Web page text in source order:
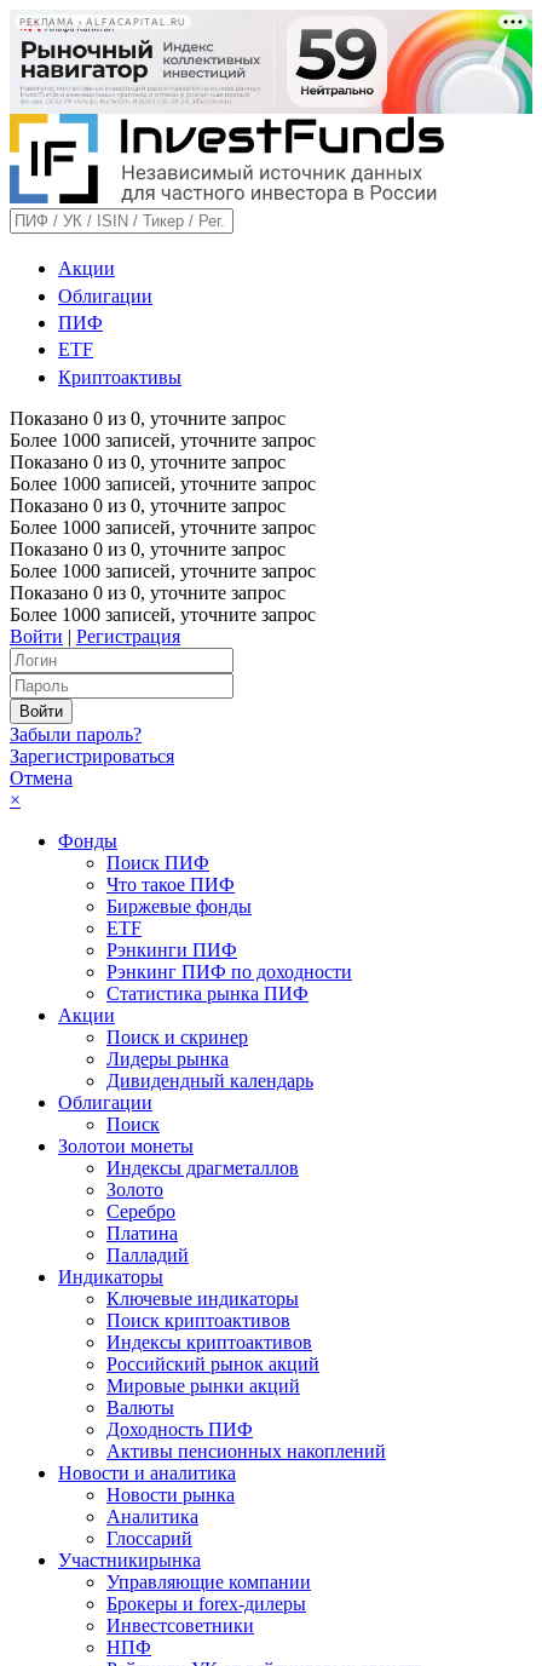
РЕКЛАМА • ALFACAPITAL.RU
Акции
Облигации
ПИФ
ETF
Криптоактивы
Показано 0 из 0, уточните запрос
Более 1000 записей, уточните запрос
Показано 0 из 0, уточните запрос
Более 1000 записей, уточните запрос
Показано 0 из 0, уточните запрос
Более 1000 записей, уточните запрос
Показано 0 из 0, уточните запрос
Более 1000 записей, уточните запрос
Показано 0 из 0, уточните запрос
Более 1000 записей, уточните запрос
Войти | Регистрация
Забыли пароль?
Зарегистрироваться
Отмена
×
Фонды
Поиск ПИФ
Что такое ПИФ
Биржевые фонды
ETF
Рэнкинги ПИФ
Рэнкинг ПИФ по доходности
Статистика рынка ПИФ
Акции
Поиск и скринер
Лидеры рынка
Дивидендный календарь
Облигации
Поиск
Золотои монеты
Индексы драгметаллов
Золото
Серебро
Платина
Палладий
Индикаторы
Ключевые индикаторы
Поиск криптоактивов
Индексы криптоактивов
Российский рынок акций
Мировые рынки акций
Валюты
Доходность ПИФ
Активы пенсионных накоплений
Новости и аналитика
Новости рынка
Аналитика
Глоссарий
Участникирынка
Управляющие компании
Брокеры и forex-дилеры
Инвестсоветники
НПФ